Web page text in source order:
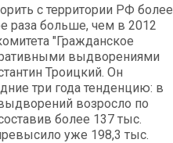
с территории РФ более
раза больше, чем в 2012
"Гражданское
выдворениями
Троицкий. Он
три года тенденцию: в
возросло по
более 137 тыс.
уже 198,3 тыс.